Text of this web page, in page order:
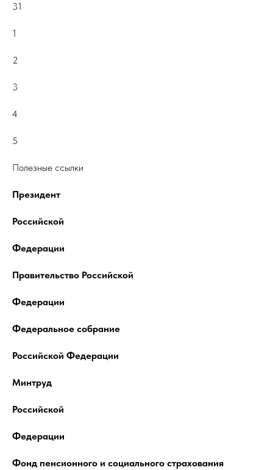
31
1
2
3
4
5
Полезные ссылки
Президент
Российской
Федерации
Правительство Российской
Федерации
Федеральное собрание
Российской Федерации
Минтруд
Российской
Федерации
Фонд пенсионного и социального страхования